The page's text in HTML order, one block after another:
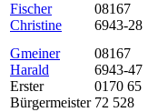
Fischer
Christine
08167
6943-28
Gmeiner
Harald
Erster
Bürgermeister
08167
6943-47
0170 65
72 528